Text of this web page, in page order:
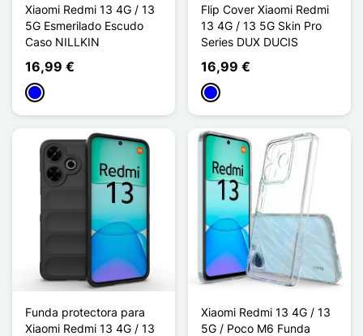
Xiaomi Redmi 13 4G / 13
5G Esmerilado Escudo
Caso NILLKIN
16,99 €
Azul
Flip Cover Xiaomi Redmi
13 4G / 13 5G Skin Pro
Series DUX DUCIS
16,99 €
Azul
Funda protectora para
Xiaomi Redmi 13 4G / 13
Xiaomi Redmi 13 4G / 13
5G / Poco M6 Funda